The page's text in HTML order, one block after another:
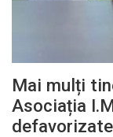
Mai mulți
Asociația
defavorizate